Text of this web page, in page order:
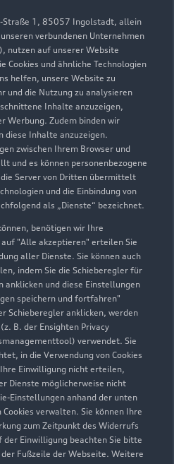
Straße 1, 85057 Ingolstadt, allein
verbundenen Unternehmen
nutzen auf unserer Website
Cookies und ähnliche Technologien
helfen, unsere Website zu
und die Nutzung zu analysieren
Inhalte anzuzeigen,
Werbung. Zudem binden wir
diese Inhalte anzuzeigen.
zwischen Ihrem Browser und
und es können personenbezogene
Server von Dritten übermittelt
und die Einbindung von
als „Dienste“ bezeichnet.
benötigen wir Ihre
"Alle akzeptieren" erteilen Sie
aller Dienste. Sie können auch
indem Sie die Schieberegler für
anklicken und diese Einstellungen
speichern und fortfahren"
Schieberegler anklicken, werden
B. der Ensighten Privacy
verwendet. Sie
in die Verwendung von Cookies
Einwilligung nicht erteilen,
Dienste möglicherweise nicht
Einstellungen anhand der unten
verwalten. Sie können Ihre
zum Zeitpunkt des Widerrufs
Einwilligung beachten Sie bitte
Fußzeile der Webseite. Weitere
buerkel.de
amFreitag 08:00
Zurück nach oben